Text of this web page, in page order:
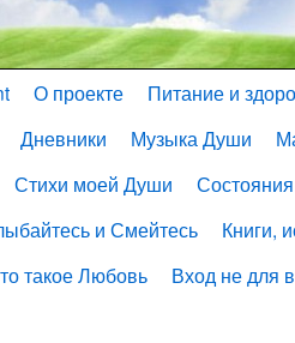
О проекте
Питание и
Дневники Музыка Души
Стихи моей Души
и Смейтесь
Книги,
такое Любовь Вход не для